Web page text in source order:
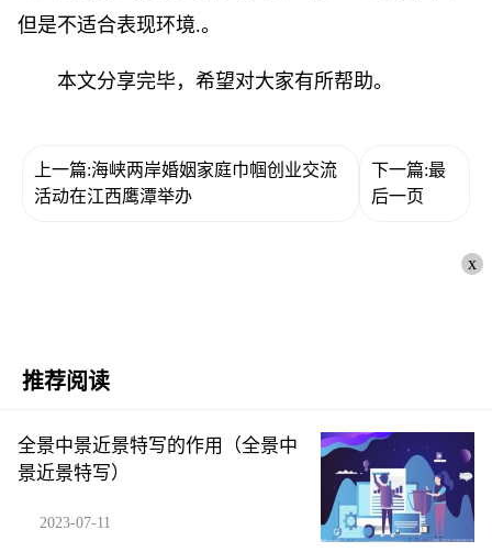
但是不适合表现环境.。
本文分享完毕，希望对大家有所帮助。
上一篇:海峡两岸婚姻家庭巾帼创业交流
活动在江西鹰潭举办
下一篇:最
后一页
x
推荐阅读
全景中景近景特写的作用（全景中
景近景特写）
2023-07-11